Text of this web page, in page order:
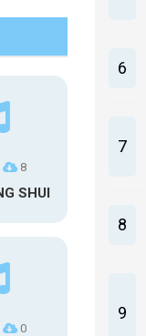
8
SHUI
0
6
7
8
9